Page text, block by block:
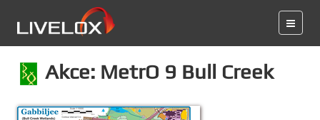
Akce: MetrO 9 Bull Creek